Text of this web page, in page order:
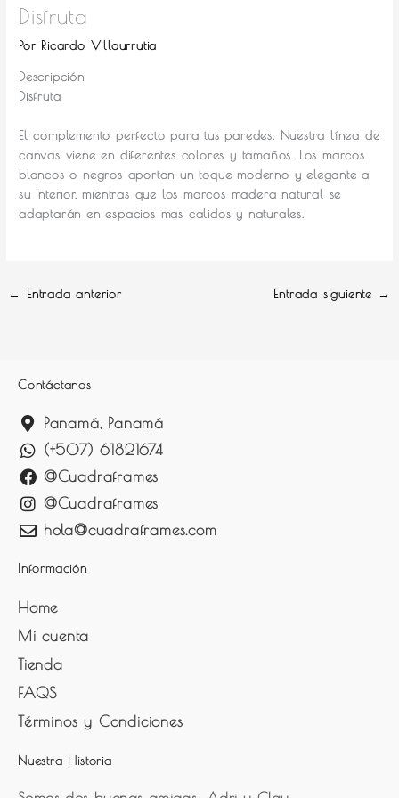
Disfruta
Por Ricardo Villaurrutia
Descripción
Disfruta
El complemento perfecto para tus paredes. Nuestra línea de
canvas viene en diferentes colores y tamaños. Los marcos
blancos o negros aportan un toque moderno y elegante a
su interior, mientras que los marcos madera natural se
adaptarán en espacios mas calidos y naturales.
← Entrada anterior Entrada siguiente →
Contáctanos
Panamá, Panamá
(+507) 61821674
@Cuadraframes
@Cuadraframes
hola@cuadraframes.com
Información
Home
Mi cuenta
Tienda
FAQS
Términos y Condiciones
Nuestra Historia